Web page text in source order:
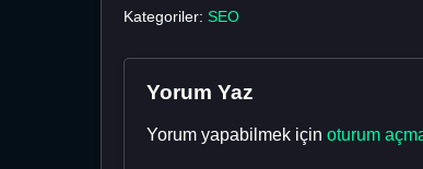
Kategoriler: SEO
Yorum Yaz
Yorum yapabilmek için oturum